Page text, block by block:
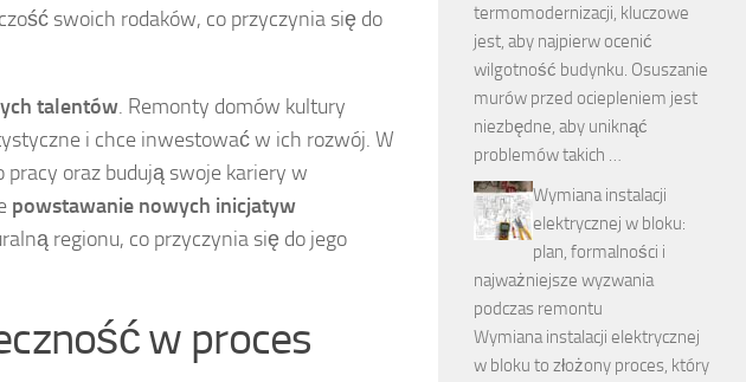
swoich rodaków, co przyczynia się do
talentów. Remonty domów kultury
i chce inwestować w ich rozwój. W
oraz budują swoje kariery w
powstawanie nowych inicjatyw
regionu, co przyczynia się do jego
w proces
termomodernizacji, kluczowe
jest, aby najpierw ocenić
wilgotność budynku. Osuszanie
murów przed ociepleniem jest
niezbędne, aby uniknąć
problemów takich …
Wymiana instalacji
elektrycznej w bloku:
plan, formalności i
najważniejsze wyzwania
podczas remontu
Wymiana instalacji elektrycznej
w bloku to złożony proces, który